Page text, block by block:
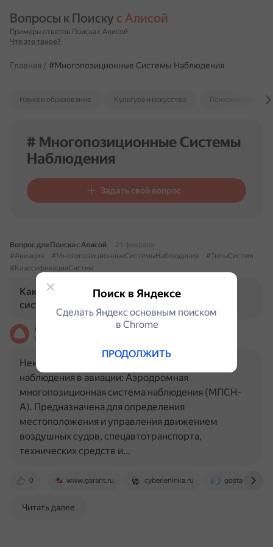
Вопросы к Поиску с Алисой
Примеры ответов Поиска с Алисой
Что это такое?
Главная / #Многопозиционные Системы Наблюдения
Наука и образование Культура и искусство Психология и
# Многопозиционные Системы
Наблюдения
Задать свой вопрос
Вопрос для Поиска с Алисой
21 февраля
#Авиация
#МногопозиционныеСистемыНаблюдения
#ТипыСистем
#КлассификацияСистем
Какие существуют типы многопозиционных
систем наблюдения в авиации?
Алиса
0 www.garant.ru cyberleninka.ru
Некоторые типы многопозиционных систем
наблюдения в авиации: Аэродромная
многопозиционная система наблюдения (МПСН-
А). Предназначена для определения
местоположения и управления движением
воздушных судов, спецавтотранспорта,
технических средств и…
Читать далее
Поиск в Яндексе
Сделать Яндекс основным поиском
в Сhrome
ПРОДОЛЖИТЬ